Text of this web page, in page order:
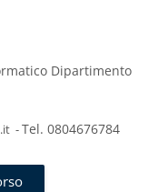
Dipartimento
-Tel. 0804676784